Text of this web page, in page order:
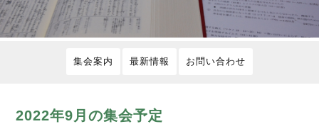
集会案内 最新情報 お問い合わせ
2022年9月の集会予定